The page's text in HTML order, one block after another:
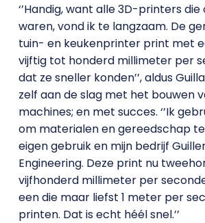
‘’Handig, want alle 3D-printers
waren, vond ik te langzaam. De
tuin- en keukenprinter print met
vijftig tot honderd millimeter per
dat ze sneller konden’’, aldus
zelf aan de slag met het bouwen
machines; en met succes. ‘’Ik
om materialen en gereedschap
eigen gebruik en mijn bedrijf
Engineering. Deze print nu
vijfhonderd millimeter per
een die maar liefst 1 meter per
printen. Dat is echt héél snel.’’